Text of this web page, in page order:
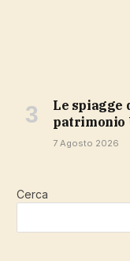
Le spiagge del D-Day entrano a far parte del
patrimonio
7 Agosto 2026
Cerca